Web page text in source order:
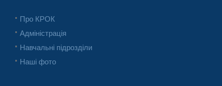
Про КРОК
Адміністрація
Навчальні підрозділи
Наші фото